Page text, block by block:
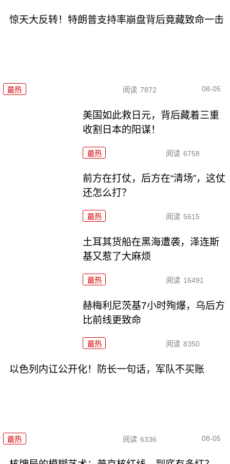
惊天大反转！特朗普支持率崩盘背后竟藏致命一击
最热 阅读 7872 08-05
美国如此救日元，背后藏着三重
收割日本的阳谋！
最热 阅读 6758
前方在打仗，后方在“清场”，这仗
还怎么打？
最热 阅读 5615
土耳其货船在黑海遭袭，泽连斯
基又惹了大麻烦
最热 阅读 16491
赫梅利尼茨基7小时殉爆，乌后方
比前线更致命
最热 阅读 8350
以色列内讧公开化！防长一句话，军队不买账
最热 阅读 6336 08-05